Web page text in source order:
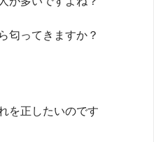
匂ってきますか？
を正したいのです